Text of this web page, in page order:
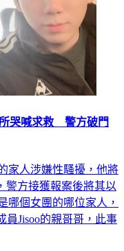
哭喊求救 警方破門
家人涉嫌性騷擾，他將
警方接獲報案後將其以
哪個女團的哪位家人，
Jisoo的親哥哥，此事